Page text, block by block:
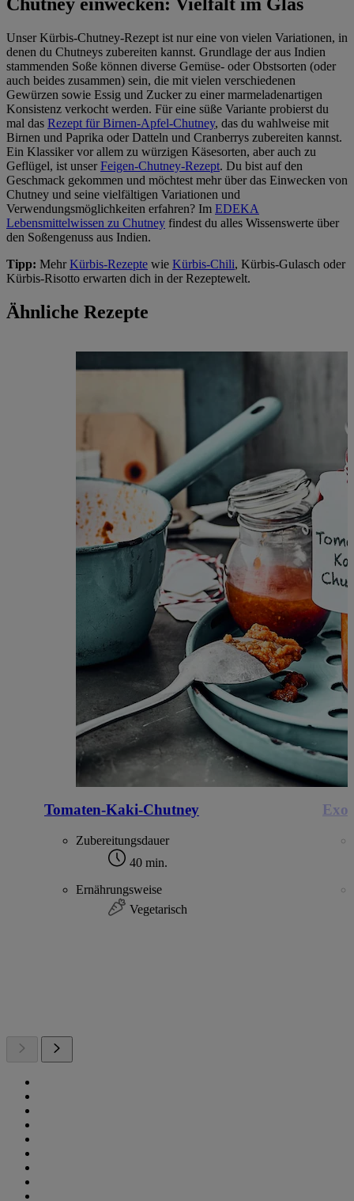
Unser Kürbis-Chutney-Rezept ist nur eine von vielen Variationen, in
denen du Chutneys zubereiten kannst. Grundlage der aus Indien
stammenden Soße können diverse Gemüse- oder Obstsorten (oder
auch beides zusammen) sein, die mit vielen verschiedenen
Gewürzen sowie Essig und Zucker zu einer marmeladenartigen
Konsistenz verkocht werden. Für eine süße Variante probierst du
mal das Rezept für Birnen-Apfel-Chutney, das du wahlweise mit
Birnen und Paprika oder Datteln und Cranberrys zubereiten kannst.
Ein Klassiker vor allem zu würzigen Käsesorten, aber auch zu
Geflügel, ist unserFeigen-Chutney-Rezept. Du bist auf den
Geschmack gekommen und möchtest mehr über das Einwecken von
Chutney und seine vielfältigen Variationen und
Verwendungsmöglichkeiten erfahren? Im EDEKA
Lebensmittelwissen zu Chutney findest du alles Wissenswerte über
den Soßengenuss aus Indien.
Tipp: MehrKürbis-Rezepte wie Kürbis-Chili, Kürbis-Gulasch oder
Kürbis-Risotto erwarten dich in der Rezeptewelt.
Ähnliche Rezepte
Tomaten-Kaki-Chutney
Zubereitungsdauer
40 min.
Ernährungsweise
Vegetarisch